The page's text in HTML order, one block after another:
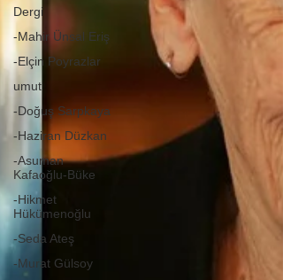
Dergi
-Mahir Ünsal Eriş
-Elçin Poyrazlar
umut
-Doğuş Sarpkaya
-Haziran Düzkan
-Asuman
Kafaoğlu-Büke
-Hikmet
Hükümenoğlu
-Seda Ateş
-Murat Gülsoy